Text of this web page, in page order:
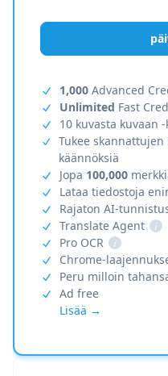
1,000 Advanced
Unlimited Fast
10 kuvasta kuvaan
Tukee skannattujen
käännöksiä
Jopa 100,000
Lataa tiedostoja
Rajaton AI-
Translate Agent
i
Pro OCR
i
Chrome-
Peru milloin
Ad free
Lisää →